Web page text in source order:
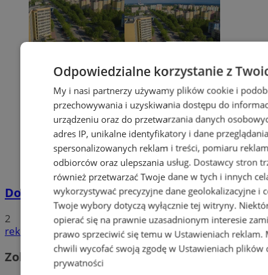
Dowody osobiste z odciskami palców
2
reklama
Zobacz również
Odpowiedzialne korzystanie z
My i nasi partnerzy używamy plików cookie i
przechowywania i uzyskiwania dostępu do
urządzeniu oraz do przetwarzania danych
adres IP, unikalne identyfikatory i dane
spersonalizowanych reklam i treści, pomiaru
odbiorców oraz ulepszania usług. Dostawcy stron
również przetwarzać Twoje dane w tych i innych
wykorzystywać precyzyjne dane geolokalizacyjne i
Twoje wybory dotyczą wyłącznie tej witryny.
opierać się na prawnie uzasadnionym interesie
prawo sprzeciwić się temu w Ustawieniach reklam.
chwili wycofać swoją zgodę w Ustawieniach plików
prywatności